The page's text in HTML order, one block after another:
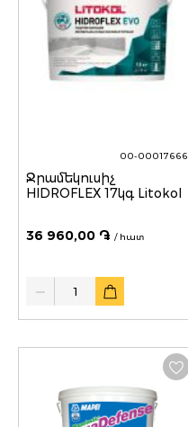
00-00017666
Ջրամեկուսիչ
HIDROFLEX 17կգ Litokol
36 960,00 ֏ / հատ